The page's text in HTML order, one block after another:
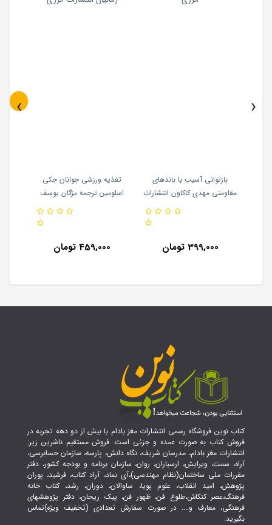
بازتوانی آسیب با باندهای
مقاومتی مهدی کاکاون انتشارات
399,000 تومان
تغذیه ورزشی جوانان جکی
اسلومین ترجمه مژگان یوسف
زمانیان انتشارات انرژی
459,000 تومان
‹ ›
کتاب نوین فروشگاه رسمی انتشارات مغز بادام با بیش از دو دهه تجربه در
فروش کتاب به صورت عمده و جزئی است. فروش مستقیم ناشرین زیر:
انتشارات مغز بادام، مدرسان شریف، نگاه دانش، پارسه، سازمان حسابرسی،
آراه، سمت، ویرایش، ارسباران، روان، سازمان برنامه و بودجه کشور، دفتر
مقررات ملی ساختمان(نظام مهندسی)،آی نماد، آراد کتاب، فرشید، پوران
پژوهش، امید انقلاب، علوم پویا، ساوالان، دوران، رشد، کتاب خانه
فرهنگ،عصر کنکاش،طلوع فن، ظهور فن، پیک ریحان، دفتر پژوهشهای
فرهنگی، معارف و.... در صورت سفارش تعدادی (تخفیف ویژه)تماس
بگیرید.